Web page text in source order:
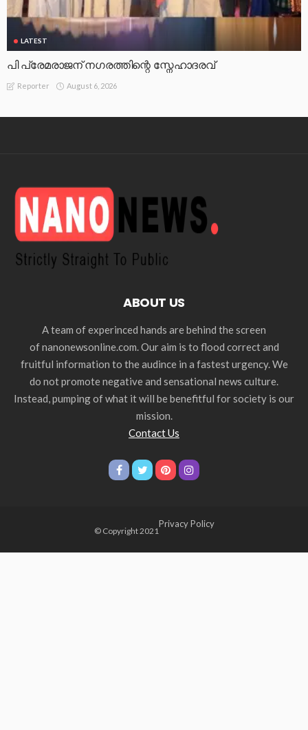
LATEST
പി പ്രേമരാജന് നഗരത്തിന്റെ സ്നേഹാദരവ്
Reporter August 6, 2026
ABOUT US
A team of experinced hands are behind the screen
of nanonewsonline.com. Our aim is to flood correct and
fruitful information to the audince in a fastest urgency. We
do not promote negative and sensational news culture.
Instead, pumping of what it will be benefitful for society is our
mission.
Contact Us
© Copyright 2021
Privacy Policy